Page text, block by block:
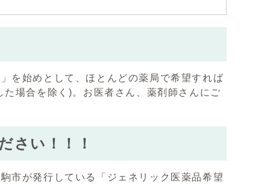
を始めとして、ほとんどの薬局で希望すれば
場合を除く)。お医者さん、薬剤師さんにご
さい！！！
市が発行している「ジェネリック医薬品希望